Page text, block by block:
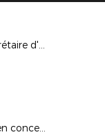
Thierry Braillard le secrétaire d'état aux sports en visite à la ligue de Paris
Le chanteur Black M en concert à la Ligue